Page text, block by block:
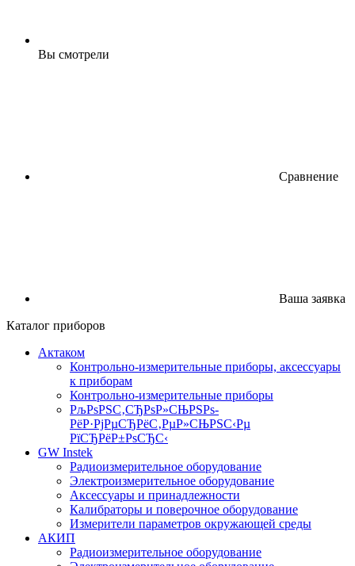
Вы смотрели
Сравнение
Ваша заявка
Каталог приборов
Актаком
Контрольно-измерительные приборы, аксессуары
к приборам
Контрольно-измерительные приборы
РљРѕРЅС‚СЂРѕР»СЊРЅРѕ-
РёР·РјРµСЂРёС‚РµР»СЊРЅС‹Рµ
РїСЂРёР±РѕСЂС‹
GW Instek
Радиоизмерительное оборудование
Электроизмерительное оборудование
Аксессуары и принадлежности
Калибраторы и поверочное оборудование
Измерители параметров окружающей среды
АКИП
Радиоизмерительное оборудование